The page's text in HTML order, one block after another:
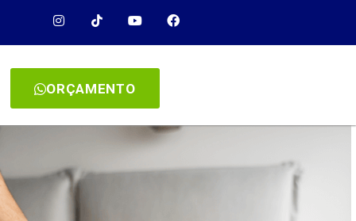
ORÇAMENTO